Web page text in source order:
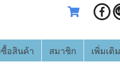
อสินค้า สมาชิก เพิ่มเติม